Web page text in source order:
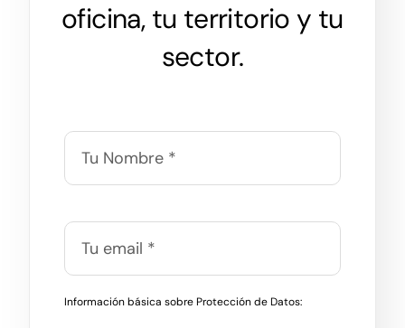
oficina, tu territorio y tu
sector.
Información básica sobre Protección de Datos: